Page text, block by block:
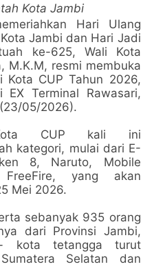
Kota Jambi
Hari Ulang
Jambi dan Hari Jadi
ke-625, Wali Kota
M.K.M, resmi membuka
Kota CUP Tahun 2026,
EX Terminal Rawasari,
05/2026).
CUP kali ini
kategori, mulai dari E-
8, Naruto, Mobile
yang akan
Mei 2026.
sebanyak 935 orang
dari Provinsi Jambi,
kota tetangga turut
Selatan dan